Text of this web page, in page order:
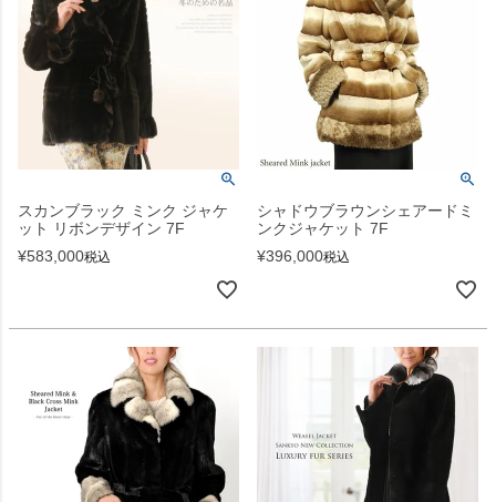
スカンブラック ミンク ジャケ
ット リボンデザイン 7F
¥583,000税込
シャドウブラウンシェアードミ
ンクジャケット 7F
¥396,000税込